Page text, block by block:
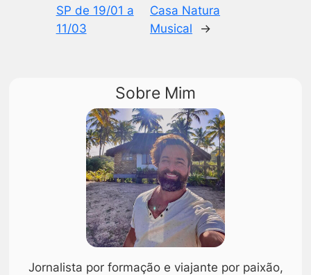
SP de 19/01 a
11/03
Casa Natura
Musical
→
Sobre Mim
Jornalista por formação e viajante por paixão,